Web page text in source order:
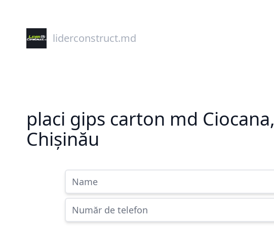
liderconstruct.md
placi gips carton md Ciocana,
Chișinău